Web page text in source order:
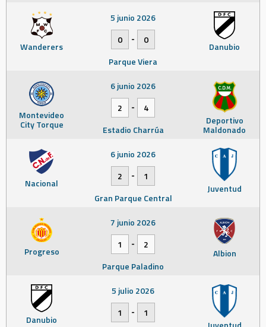
Wanderers Danubio
5 junio 2026
0
-
0
Parque Viera
Montevideo
City Torque Deportivo
Maldonado
6 junio 2026
2
-
4
Estadio Charrúa
Nacional Juventud
6 junio 2026
2
-
1
Gran Parque Central
Progreso Albion
7 junio 2026
1
-
2
Parque Paladino
Danubio
5 julio 2026
1
-
1